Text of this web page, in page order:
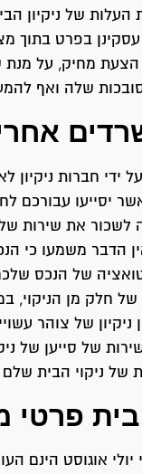
העלות של ניקיון
בפרט בתוך
מחיק, על
שלה ואף
ידי חברות ניקיון
יסייעו עבורכם
את שירות
משמעו כי
של הנכס שלכם
חלק מן הניקוי,
ניקיון של צוהר
של סייען של
של ניקוי הבית
בית פרטי
יולי אוגוסט הינם